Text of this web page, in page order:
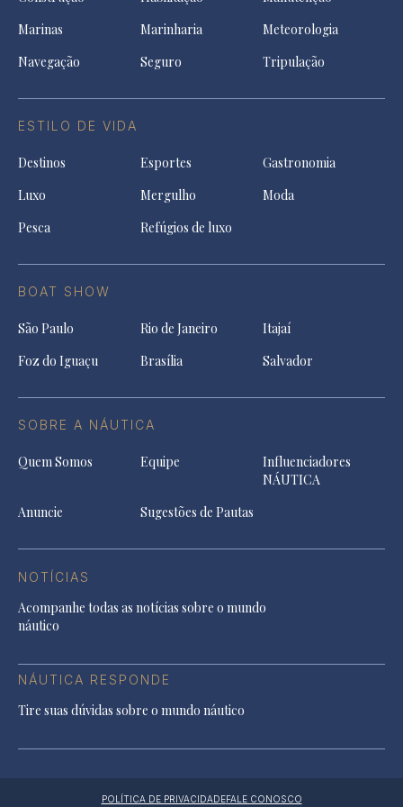
Marinas
Marinharia
Meteorologia
Navegação
Seguro Tripulação
ESTILO DE VIDA
Destinos Esportes
Gastronomia
Luxo
Mergulho
Moda
Pesca
Refúgios de luxo
BOAT SHOW
São Paulo Rio de Janeiro
Itajaí
Foz do Iguaçu
Brasília Salvador
SOBRE A NÁUTICA
Quem Somos Equipe
Influenciadores
NÁUTICA
Anuncie
Sugestões de Pautas
NOTÍCIAS
Acompanhe todas as notícias sobre o mundo
náutico
NÁUTICA RESPONDE
Tire suas dúvidas sobre o mundo náutico
POLÍTICA DE PRIVACIDADEFALE CONOSCO